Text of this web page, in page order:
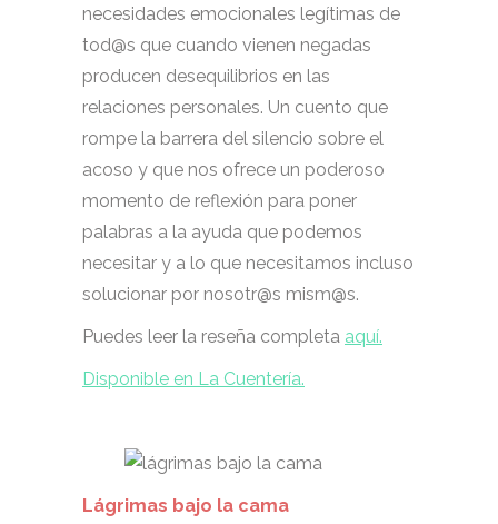
necesidades emocionales legítimas de
tod@s que cuando vienen negadas
producen desequilibrios en las
relaciones personales. Un cuento que
rompe la barrera del silencio sobre el
acoso y que nos ofrece un poderoso
momento de reflexión para poner
palabras a la ayuda que podemos
necesitar y a lo que necesitamos incluso
solucionar por nosotr@s mism@s.
Puedes leer la reseña completa aquí.
Disponible en La Cuentería.
Lágrimas bajo la cama